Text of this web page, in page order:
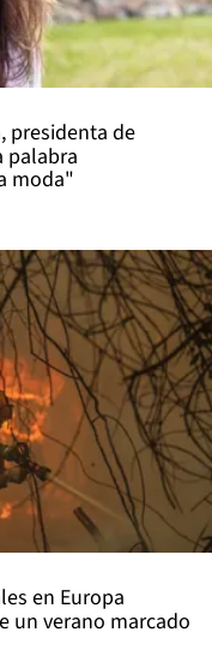
presidenta de
palabra
moda"
en Europa
un verano marcado